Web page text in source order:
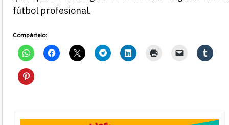
fútbol profesional.
Compártelo: